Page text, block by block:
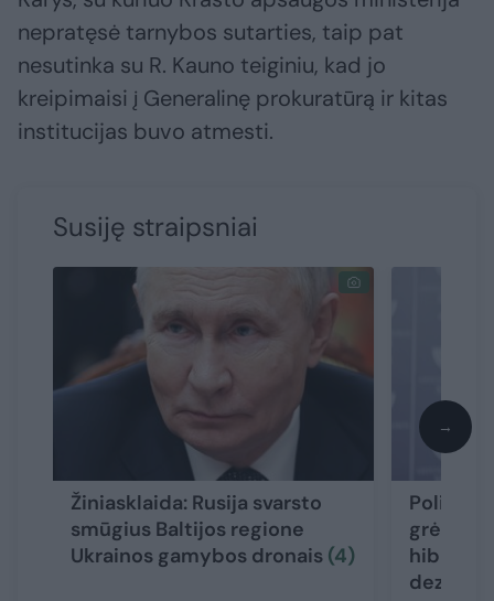
nepratęsė tarnybos sutarties, taip pat
nesutinka su R. Kauno teiginiu, kad jo
kreipimaisi į Generalinę prokuratūrą ir kitas
institucijas buvo atmesti.
Susiję straipsniai
Žiniasklaida: Rusija svarsto
smūgius Baltijos regione
Ukrainos gamybos dronais (4)
Politikai
grėsmę
→